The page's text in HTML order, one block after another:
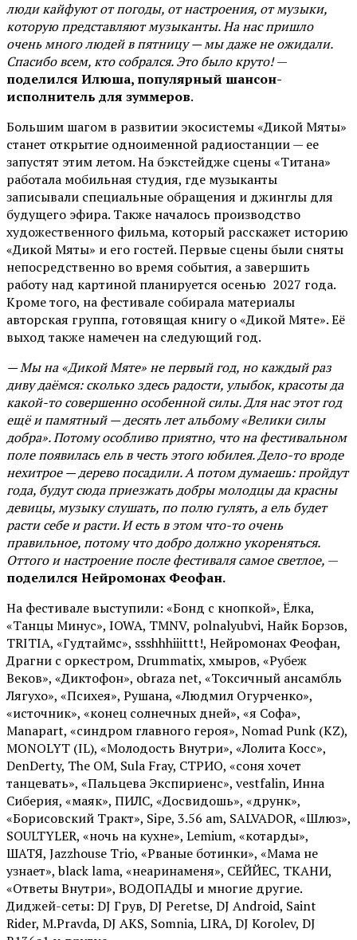
люди кайфуют от погоды, от настроения, от музыки,
которую представляют музыканты. На нас пришло
очень много людей в пятницу — мы даже не ожидали.
Спасибо всем, кто собрался. Это было круто!—
поделился Илюша, популярный шансон-
исполнитель для зуммеров.
Большим шагом в развитии экосистемы «Дикой Мяты»
станет открытие одноименной радиостанции — ее
запустят этим летом. На бэкстейдже сцены «Титана»
работала мобильная студия, где музыканты
записывали специальные обращения и джинглы для
будущего эфира. Также началось производство
художественного фильма, который расскажет историю
«Дикой Мяты» и его гостей. Первые сцены были сняты
непосредственно во время события, а завершить
работу над картиной планируется осенью 2027 года.
Кроме того, на фестивале собирала материалы
авторская группа, готовящая книгу о «Дикой Мяте». Её
выход также намечен на следующий год.
— Мы на «Дикой Мяте» не первый год, но каждый раз
диву даёмся: сколько здесь радости, улыбок, красоты да
какой-то совершенно особенной силы. Для нас этот год
ещё и памятный — десять лет альбому «Велики силы
добра». Потому особливо приятно, что на фестивальном
поле появилась ель в честь этого юбилея. Дело-то вроде
нехитрое — дерево посадили. А потом думаешь: пройдут
года, будут сюда приезжать добры молодцы да красны
девицы, музыку слушать, по полю гулять, а ель будет
расти себе и расти. И есть в этом что-то очень
правильное, потому что добро должно укореняться.
Оттого и настроение после фестиваля самое светлое, —
поделился Нейромонах Феофан.
На фестивале выступили: «Бонд с кнопкой», Ёлка,
«Танцы Минус», IOWA, TMNV, polnalyubvi, Найк Борзов,
TRITIA, «Гудтаймс», ssshhhiiittt!, Нейромонах Феофан,
Драгни с оркестром, Drummatix, хмыров, «Рубеж
Веков», «Диктофон», obraza net, «Токсичный ансамбль
Лягухо», «Психея», Рушана, «Людмил Огурченко»,
«источник», «конец солнечных дней», «я Софа»,
Manapart, «синдром главного героя», Nomad Punk (KZ),
MONOLYT (IL), «Молодость Внутри», «Лолита Косс»,
DenDerty, The OM, Sula Fray, СТРИО, «соня хочет
танцевать», «Пальцева Экспириенс», vestfalin, Инна
Сиберия, «маяк», ПИЛС, «Досвидошь», «друнк»,
«Борисовский Тракт», Sipe, 3.56 am, SALVADOR, «Шлюз»,
SOULTYLER, «ночь на кухне», Lemium, «котарды»,
ШАТЯ, Jazzhouse Trio, «Рваные ботинки», «Мама не
узнает», black lama, «неаринаменя», СЕЙЙЕС, ТКАНИ,
«Ответы Внутри», ВОДОПАДЫ и многие другие.
Диджей-сеты: DJ Грув, DJ Peretse, DJ Android, Saint
Rider, М.Pravda, DJ AKS, Somnia, LIRA, DJ Korolev, DJ